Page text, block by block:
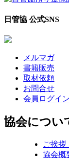
日管協 公式SNS
メルマガ
書籍販売
取材依頼
お問合せ
会員ログイン
協会につい
ご挨拶
協会概